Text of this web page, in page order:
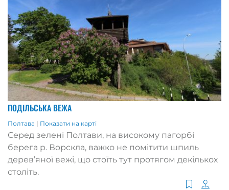
ПОДІЛЬСЬКА ВЕЖА
Полтава | Показати на карті
Серед зелені Полтави, на високому пагорбі
берега р. Ворскла, важко не помітити шпиль
дерев’яної вежі, що стоїть тут протягом декількох
століть.